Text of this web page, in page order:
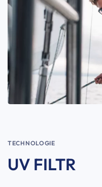
TECHNOLOGIE
UV FILTR